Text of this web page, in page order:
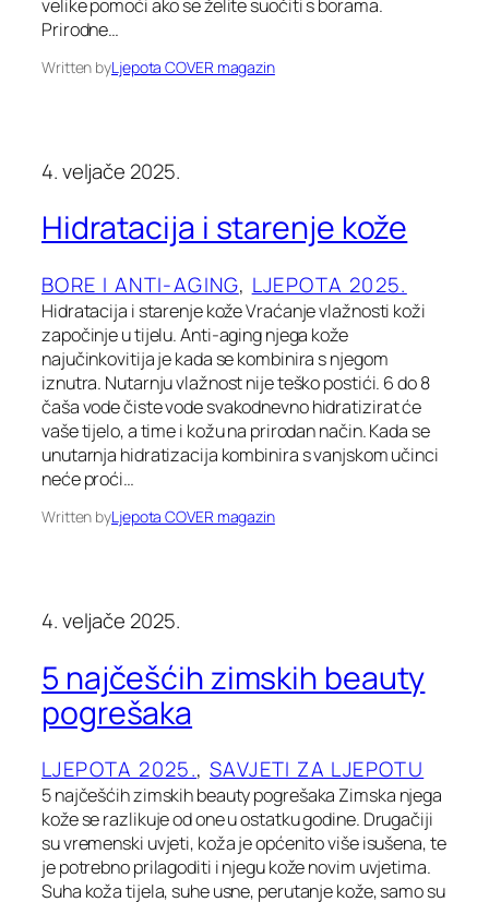
velike pomoći ako se želite suočiti s borama.
Prirodne…
Written byLjepota COVER magazin
4. veljače 2025.
Hidratacija i starenje kože
BORE I ANTI-AGING, LJEPOTA 2025.
Hidratacija i starenje kože Vraćanje vlažnosti koži
započinje u tijelu. Anti-aging njega kože
najučinkovitija je kada se kombinira s njegom
iznutra. Nutarnju vlažnost nije teško postići. 6 do 8
čaša vode čiste vode svakodnevno hidratizirat će
vaše tijelo, a time i kožu na prirodan način. Kada se
unutarnja hidratizacija kombinira s vanjskom učinci
neće proći…
Written byLjepota COVER magazin
4. veljače 2025.
5 najčešćih zimskih beauty
pogrešaka
LJEPOTA 2025., SAVJETI ZA LJEPOTU
5 najčešćih zimskih beauty pogrešaka Zimska njega
kože se razlikuje od one u ostatku godine. Drugačiji
su vremenski uvjeti, koža je općenito više isušena, te
je potrebno prilagoditi i njegu kože novim uvjetima.
Suha koža tijela, suhe usne, perutanje kože, samo su